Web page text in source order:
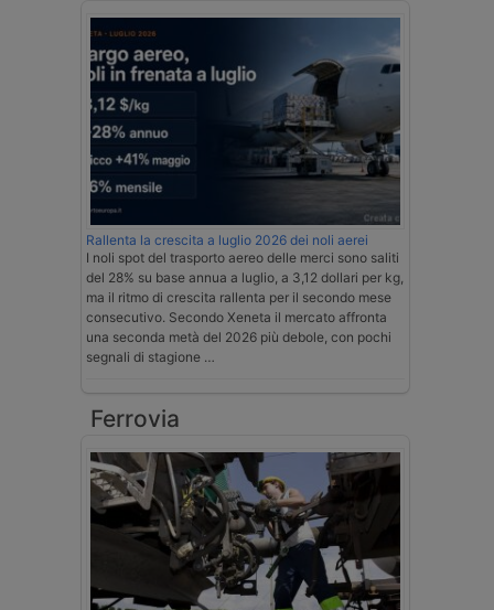
Rallenta la crescita a luglio 2026 dei noli aerei
I noli spot del trasporto aereo delle merci sono saliti
del 28% su base annua a luglio, a 3,12 dollari per kg,
ma il ritmo di crescita rallenta per il secondo mese
consecutivo. Secondo Xeneta il mercato affronta
una seconda metà del 2026 più debole, con pochi
segnali di stagione …
Ferrovia